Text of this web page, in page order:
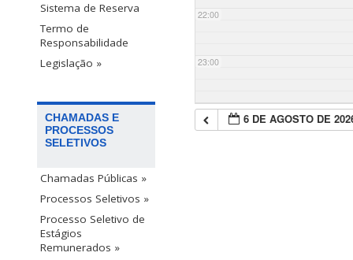
Sistema de Reserva
Termo de
Responsabilidade
Legislação »
CHAMADAS E
PROCESSOS
SELETIVOS
Chamadas Públicas »
Processos Seletivos »
Processo Seletivo de
Estágios
Remunerados »
22:00
23:00
6 DE AGOSTO DE